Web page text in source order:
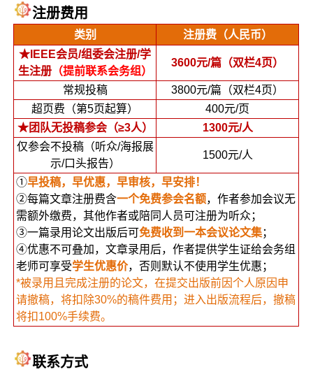
注册费用
类别
注册费（人民币）
★IEEE会员/组委会注册/学
生注册（提前联系会务组）
3600元/篇（双栏4页）
常规投稿
3800元/篇（双栏4页）
超页费（第5页起算）
400元/页
★团队无投稿参会（≥3人）
1300元/人
仅参会不投稿（听众/海报展
示/口头报告）
1500元/人
①早投稿，早优惠，早审核，早安排！
②每篇文章注册费含一个免费参会名额，作者参加会议无
需额外缴费，其他作者或陪同人员可注册为听众；
③一篇录用论文出版后可免费收到一本会议论文集；
④优惠不可叠加，文章录用后，作者提供学生证给会务组
老师可享受学生优惠价，否则默认不使用学生优惠；
*被录用且完成注册的论文，在提交出版前因个人原因申
请撤稿，将扣除30%的稿件费用；进入出版流程后，撤稿
将扣100%手续费。
联系方式